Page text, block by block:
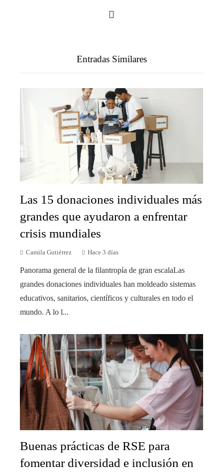
Entradas Similares
Las 15 donaciones individuales más
grandes que ayudaron a enfrentar
crisis mundiales
Camila Gutiérrez Hace 3 días
Panorama general de la filantropía de gran escalaLas
grandes donaciones individuales han moldeado sistemas
educativos, sanitarios, científicos y culturales en todo el
mundo. A lo l...
Buenas prácticas de RSE para
fomentar diversidad e inclusión en